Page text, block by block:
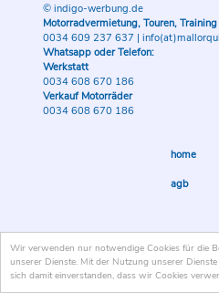
Wir verwenden nur notwendige Cookies für die
unserer Dienste. Mit der Nutzung unserer Dienste
sich damit einverstanden, dass wir Cookies
© indigo-werbung.de
Motorradvermietung, Touren, Training
0034 609 237 637 |
Whatsapp oder Telefon:
Werkstatt
0034 608 670 186
Verkauf Motorräder
0034 608 670 186
home
agb